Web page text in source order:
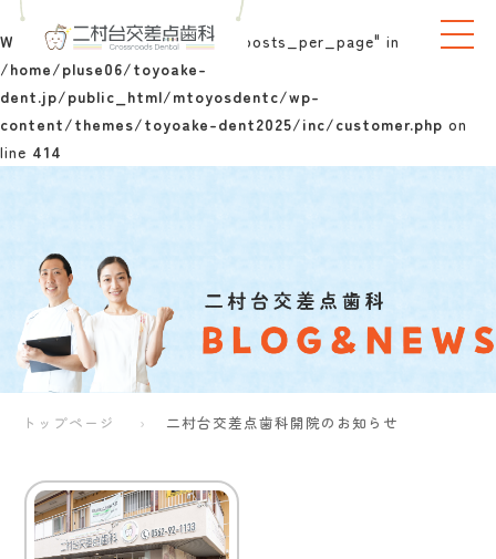
Warning: Undefined array key "posts_per_page" in
/home/pluse06/toyoake-
dent.jp/public_html/mtoyosdentc/wp-
content/themes/toyoake-dent2025/inc/customer.php on
line 414
トップページ 二村台交差点歯科開院のお知らせ